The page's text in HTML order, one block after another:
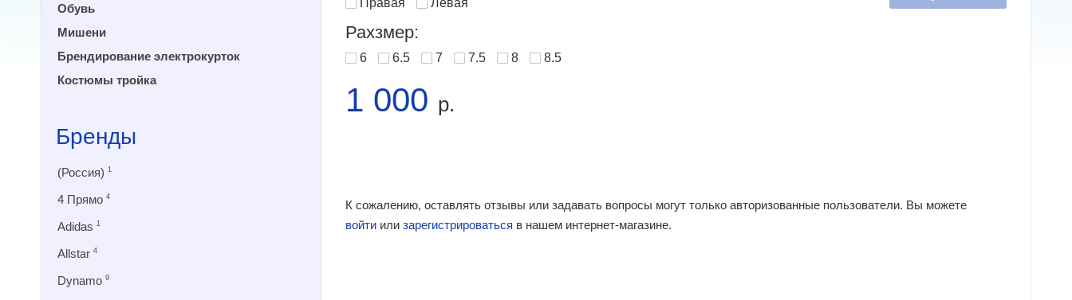
Правая Левая
Рахзмер:
6 6.5 7 7.5 8 8.5
1 000 р.
К сожалению, оставлять отзывы или задавать вопросы могут только авторизованные пользователи. Вы можете
войти или зарегистрироваться в нашем интернет-магазине.
Обувь
Мишени
Брендирование электрокурток
Костюмы тройка
Бренды
(Россия) 1
4 Прямо 4
Adidas 1
Allstar 4
Dynamo 9